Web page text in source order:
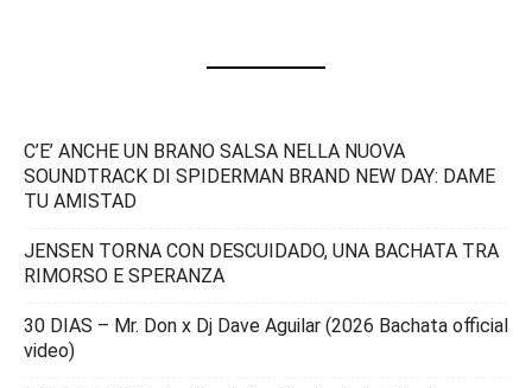
C’E’ ANCHE UN BRANO SALSA NELLA NUOVA
SOUNDTRACK DI SPIDERMAN BRAND NEW DAY: DAME
TU AMISTAD
JENSEN TORNA CON DESCUIDADO, UNA BACHATA TRA
RIMORSO E SPERANZA
30 DIAS – Mr. Don x Dj Dave Aguilar (2026 Bachata official
video)